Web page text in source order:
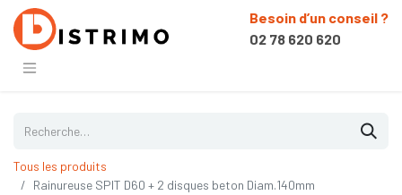
Besoin d’un conseil ?
02 78 620 620
Tous les produits
Rainureuse SPIT D60 + 2 disques beton Diam.140mm